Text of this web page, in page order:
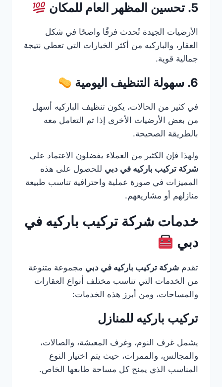
5. تحسين المظهر العام للمكان
الأرضيات الجيدة تُحدث فرقًا واضحًا في شكل
العقار، والباركيه من أكثر الخيارات التي تعطي نتيجة
جمالية قوية.
6. سهولة التنظيف اليومية
في كثير من الحالات، يكون تنظيف الباركيه أسهل
من بعض الأرضيات الأخرى إذا تم التعامل معه
بالطريقة الصحيحة.
ولهذا فإن الكثير من العملاء يفضلون الاعتماد على
شركة تركيب باركيه في دبي للحصول على هذه
المميزات في صورة عملية واحترافية تناسب طبيعة
منازلهم أو مشاريعهم.
خدمات شركة تركيب باركيه في
دبي
تقدم شركة تركيب باركيه في دبي مجموعة متنوعة
من الخدمات التي تناسب مختلف أنواع العقارات
والمساحات، ومن أبرز هذه الخدمات:
تركيب باركيه للمنازل
يشمل غرف النوم، وغرف المعيشة، والصالات،
والمجالس، والممرات، حيث يتم اختيار النوع
المناسب الذي يمنح كل مساحة طابعها الخاص.